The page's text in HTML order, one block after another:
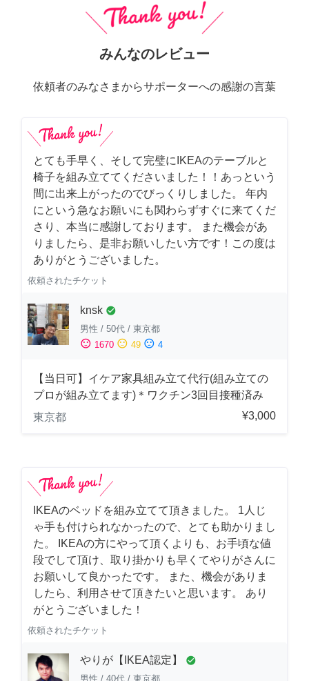
みんなのレビュー
依頼者のみなさまからサポーターへの感謝の言葉
とても手早く、そして完璧にIKEAのテーブルと
椅子を組み立ててくださいました！！あっという
間に出来上がったのでびっくりしました。 年内
にという急なお願いにも関わらずすぐに来てくだ
さり、本当に感謝しております。 また機会があ
りましたら、是非お願いしたい方です！この度は
ありがとうございました。
依頼されたチケット
knsk check_circle
男性 / 50代 / 東京都
sentiment_satisfied 1670 sentiment_neutral 49 sentiment_dissatisfied 4
【当日可】イケア家具組み立て代行(組み立ての
プロが組み立てます)＊ワクチン3回目接種済み
東京都
¥3,000
IKEAのベッドを組み立てて頂きました。 1人じ
ゃ手も付けられなかったので、とても助かりまし
た。 IKEAの方にやって頂くよりも、お手頃な値
段でして頂け、取り掛かりも早くてやりがさんに
お願いして良かったです。 また、機会がありま
したら、利用させて頂きたいと思います。 あり
がとうございました！
依頼されたチケット
やりが【IKEA認定】 check_circle
男性 / 40代 / 東京都